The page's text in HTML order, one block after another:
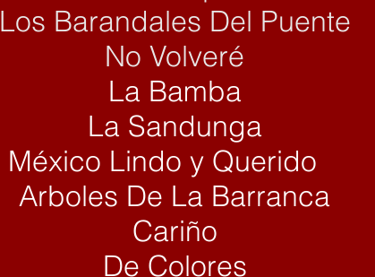
Los Barandales Del Puente
No Volveré
La Bamba
La Sandunga
México Lindo y Querido
Arboles De La Barranca
Cariño
De Colores